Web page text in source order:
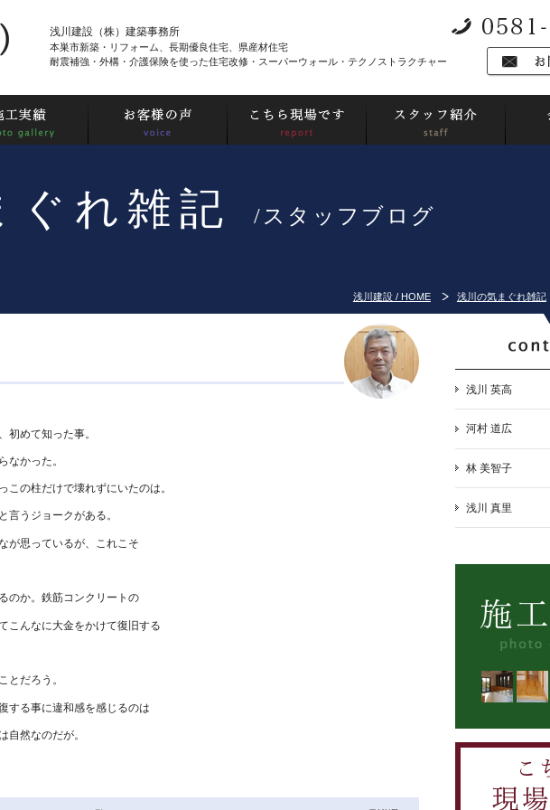
浅川建設（株）建築事務所
本巣市新築・リフォーム、長期優良住宅、県産材住宅
耐震補強・外構・介護保険を使った住宅改修・スーパーウォール・テクノストラクチャー
ぐれ雑記 /スタッフブログ
浅川建設 / HOME 浅川の気まぐれ雑記
初めて知った事。
なかった。
の柱だけで壊れずにいたのは。
言うジョークがある。
が思っているが、これこそ
のか。鉄筋コンクリートの
こんなに大金をかけて復旧する
とだろう。
する事に違和感を感じるのは
自然なのだが。
浅川 英高
河村 道広
林 美智子
浅川 真里